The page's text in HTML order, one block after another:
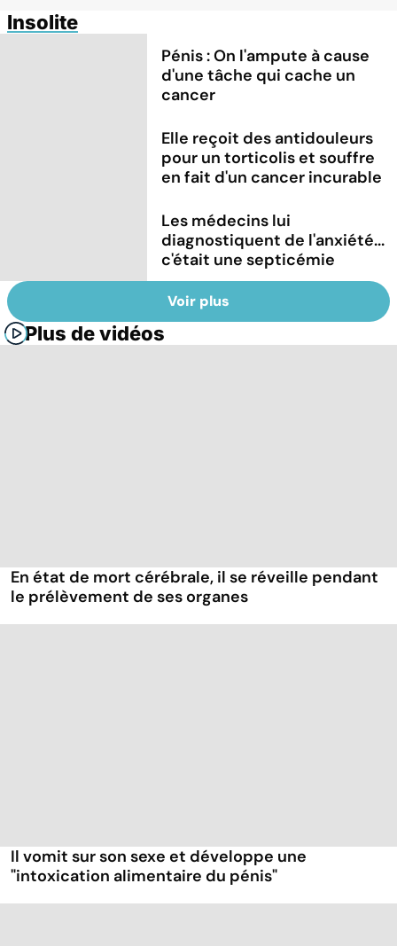
Insolite
Pénis : On l'ampute à cause
d'une tâche qui cache un
cancer
Elle reçoit des antidouleurs
pour un torticolis et souffre
en fait d'un cancer incurable
Les médecins lui
diagnostiquent de l'anxiété...
c'était une septicémie
Voir plus
Plus de vidéos
En état de mort cérébrale, il se réveille pendant
le prélèvement de ses organes
Il vomit sur son sexe et développe une
"intoxication alimentaire du pénis"